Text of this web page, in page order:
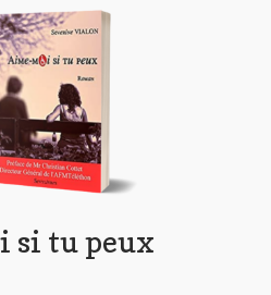
si tu peux